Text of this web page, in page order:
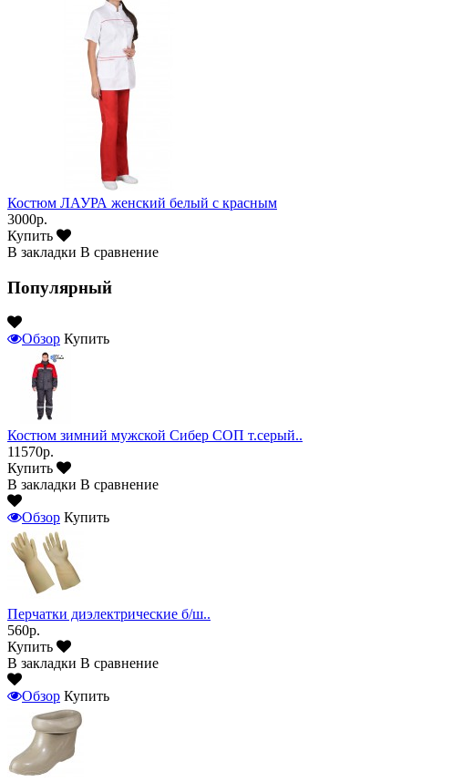
Костюм ЛАУРА женский белый с красным
3000р.
Купить
В закладки В сравнение
Популярный
Обзор Купить
Костюм зимний мужской Сибер СОП т.серый..
11570р.
Купить
В закладки В сравнение
Обзор Купить
Перчатки диэлектрические б/ш..
560р.
Купить
В закладки В сравнение
Обзор Купить